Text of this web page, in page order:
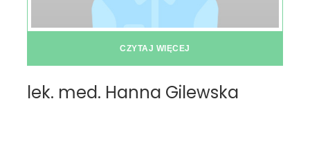
CZYTAJ WIĘCEJ
lek. med. Hanna Gilewska